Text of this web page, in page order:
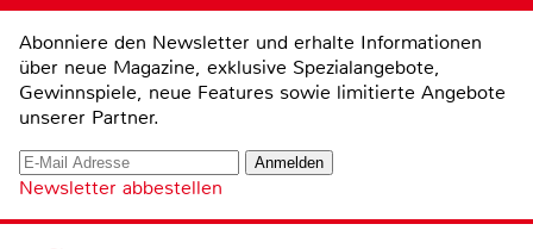
Abonniere den Newsletter und erhalte Informationen
über neue Magazine, exklusive Spezialangebote,
Gewinnspiele, neue Features sowie limitierte Angebote
unserer Partner.
Newsletter abbestellen